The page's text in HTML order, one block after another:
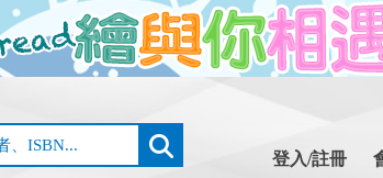
登入/註冊